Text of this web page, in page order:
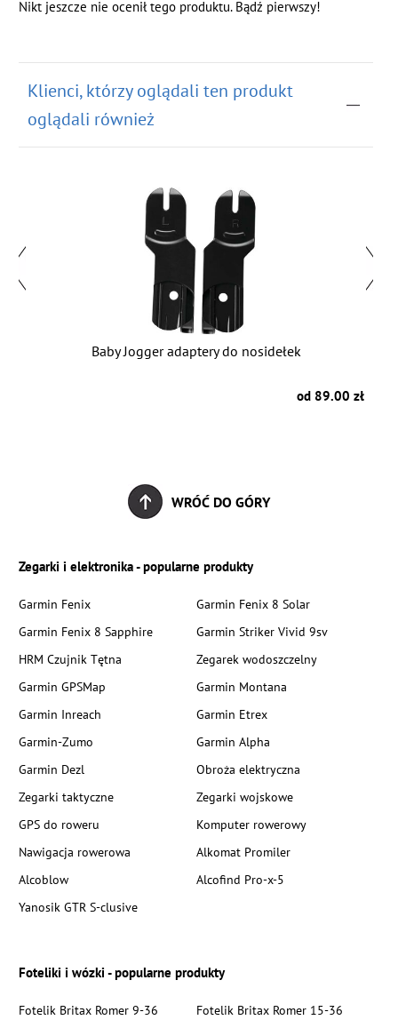
Nikt jeszcze nie ocenił tego produktu. Bądź pierwszy!
Klienci, którzy oglądali ten produkt
oglądali również
Baby Jogger adaptery do nosidełek
od 89.00 zł
WRÓĆ DO GÓRY
Zegarki i elektronika - popularne produkty
Garmin Fenix
Garmin Fenix 8 Solar
Garmin Fenix 8 Sapphire
Garmin Striker Vivid 9sv
HRM Czujnik Tętna
Zegarek wodoszczelny
Garmin GPSMap
Garmin Montana
Garmin Inreach
Garmin Etrex
Garmin-Zumo
Garmin Alpha
Garmin Dezl
Obroża elektryczna
Zegarki taktyczne
Zegarki wojskowe
GPS do roweru
Komputer rowerowy
Nawigacja rowerowa
Alkomat Promiler
Alcoblow
Alcofind Pro-x-5
Yanosik GTR S-clusive
Foteliki i wózki - popularne produkty
Fotelik Britax Romer 9-36
Fotelik Britax Romer 15-36